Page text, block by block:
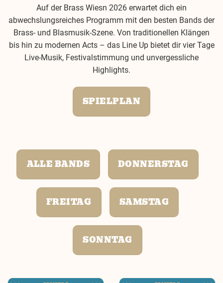
Auf der Brass Wiesn 2026 erwartet dich ein
abwechslungsreiches Programm mit den besten Bands der
Brass- und Blasmusik-Szene. Von traditionellen Klängen
bis hin zu modernen Acts – das Line Up bietet dir vier Tage
Live-Musik, Festivalstimmung und unvergessliche
Highlights.
SPIELPLAN
ALLE BANDS DONNERSTAG
FREITAG SAMSTAG
SONNTAG